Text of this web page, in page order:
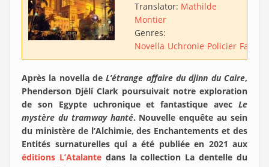
Translator: Mathilde
Montier
Genres:
Novella Uchronie Policier
Après la novella deL’étrange affaire du djinn du Caire,
Phenderson Djèlí Clark poursuivait notre exploration
de son Egypte uchronique et fantastique avec Le
mystère du tramway hanté. Nouvelle enquête au sein
du ministère de l’Alchimie, des Enchantements et des
Entités surnaturelles qui a été publiée en 2021 aux
éditions L’Atalantedans la collection La dentelle du